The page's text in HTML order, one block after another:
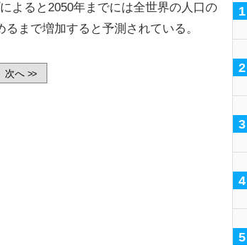
よると2050年までには全世界の人口の
まで増加すると予測されている。
次へ >>
1
2
3
4
5